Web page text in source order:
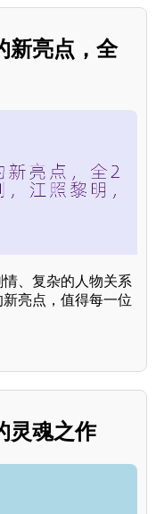
新亮点，全
、复杂的人物关系
亮点，值得每一位
灵魂之作